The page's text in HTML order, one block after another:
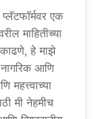
एक
माहितीच्या
हे माझे
आणि
महत्त्वाच्या
मी नेहमीच